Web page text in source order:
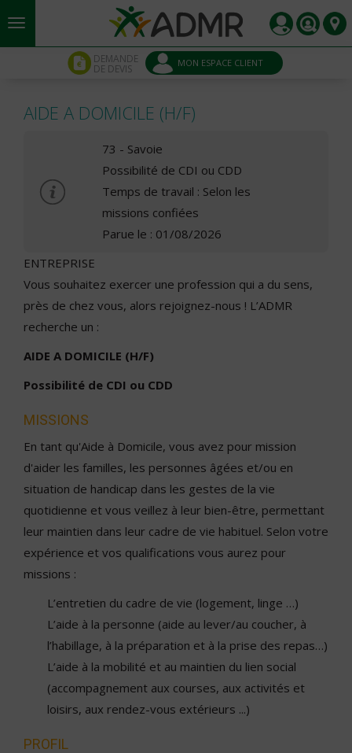
Aller au contenu principal
DEMANDE
DE DEVIS MON ESPACE CLIENT
AIDE A DOMICILE (H/F)
73 - Savoie
Possibilité de CDI ou CDD
Temps de travail : Selon les
missions confiées
Parue le : 01/08/2026
ENTREPRISE
Vous souhaitez exercer une profession qui a du sens,
près de chez vous, alors rejoignez-nous ! L’ADMR
recherche un :
AIDE A DOMICILE (H/F)
Possibilité de CDI ou CDD
MISSIONS
En tant qu'Aide à Domicile, vous avez pour mission
d'aider les familles, les personnes âgées et/ou en
situation de handicap dans les gestes de la vie
quotidienne et vous veillez à leur bien-être, permettant
leur maintien dans leur cadre de vie habituel. Selon votre
expérience et vos qualifications vous aurez pour
missions :
L’entretien du cadre de vie (logement, linge …)
L’aide à la personne (aide au lever/au coucher, à
l’habillage, à la préparation et à la prise des repas…)
L’aide à la mobilité et au maintien du lien social
(accompagnement aux courses, aux activités et
loisirs, aux rendez-vous extérieurs ...)
PROFIL
Panneau de gestion des cookies